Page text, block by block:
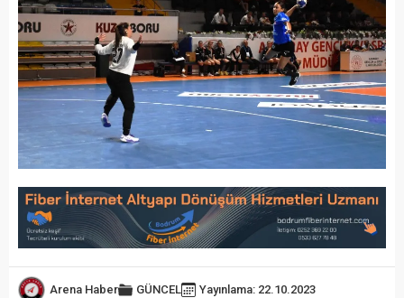
Arena Haber GÜNCEL Yayınlama: 22.10.2023